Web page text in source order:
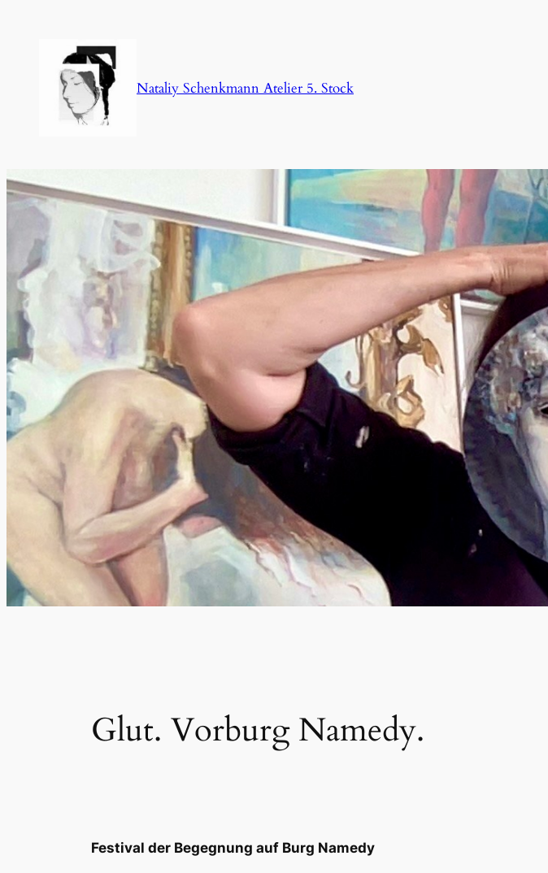
Nataliy Schenkmann Atelier 5. Stock
Glut. Vorburg Namedy.
Festival der Begegnung auf Burg Namedy